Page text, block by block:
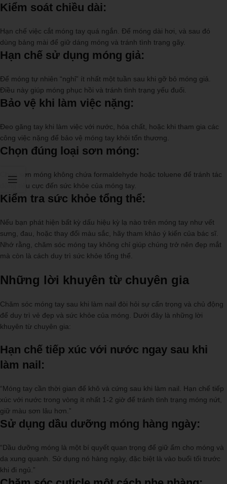
Kiểm soát chiều dài:
Hạn chế việc cắt móng tay quá ngắn. Để móng dài hơi, và sau đó
dùng bảng mài để giữ dáng móng và tránh tình trạng gãy.
Hạn chế sử dụng móng giả:
Để móng tự nhiên “nghỉ” ít nhất một tuần sau khi gỡ bỏ móng giả.
Điều này giúp móng phục hồi và tránh tình trạng yếu đuối.
Bảo vệ khi làm việc nặng:
Đeo găng tay khi làm việc với nước, hóa chất, hoặc khi tham gia các
công việc nặng để bảo vệ móng tay khỏi tổn thương.
Chọn đúng loại sơn móng:
Chọn sơn móng không chứa formaldehyde hoặc toluene để tránh tác
động tiêu cực đến sức khỏe của móng tay.
Kiểm tra sức khỏe tổng thể:
Nếu bạn phát hiện bất kỳ dấu hiệu kỳ lạ nào trên móng tay như vết
sưng, đau, hoặc thay đổi màu sắc, hãy tham khảo ý kiến của bác sĩ.
Nhớ rằng, chăm sóc móng tay không chỉ giúp chúng trở nên đẹp mắt
mà còn là cách duy trì sức khỏe tổng thể.
Những lời khuyên từ chuyên gia
Chăm sóc móng tay sau khi làm nail đòi hỏi sự cẩn trọng và chủ động
để duy trì vẻ đẹp và sức khỏe của móng. Dưới đây là những lời
khuyên từ chuyên gia:
Hạn chế tiếp xúc với nước ngay sau khi
làm nail:
“Móng tay cần thời gian để khô và cứng sau khi làm nail. Hạn chế tiếp
xúc với nước trong vòng ít nhất 1-2 giờ để tránh tình trạng móng nứt,
giữ màu sơn lâu hơn.”
Sử dụng dầu dưỡng móng hàng ngày:
“Dầu dưỡng móng là một bí quyết quan trọng để giữ ẩm cho móng và
da xung quanh. Sử dụng nó hàng ngày, đặc biệt là vào buổi tối trước
khi đi ngủ.”